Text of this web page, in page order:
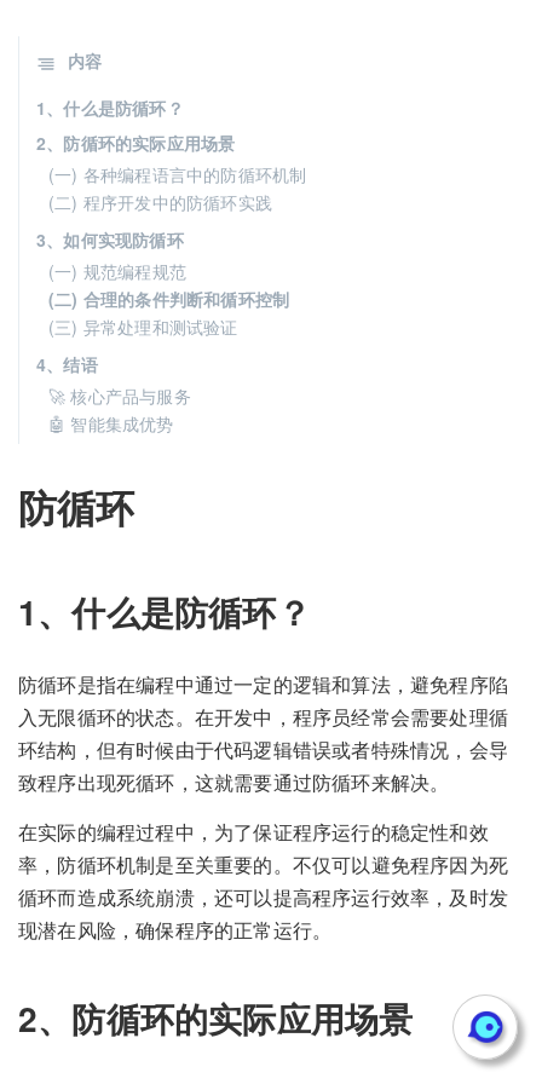
防循环
1、什么是防循环？
防循环是指在编程中通过一定的逻辑和算法，避免程序陷
入无限循环的状态。在开发中，程序员经常会需要处理循
环结构，但有时候由于代码逻辑错误或者特殊情况，会导
致程序出现死循环，这就需要通过防循环来解决。
在实际的编程过程中，为了保证程序运行的稳定性和效
率，防循环机制是至关重要的。不仅可以避免程序因为死
循环而造成系统崩溃，还可以提高程序运行效率，及时发
现潜在风险，确保程序的正常运行。
2、防循环的实际应用场景
内容
1、什么是防循环？
2、防循环的实际应用场景
(一) 各种编程语言中的防循环机制
(二) 程序开发中的防循环实践
3、如何实现防循环
(一) 规范编程规范
(二) 合理的条件判断和循环控制
(三) 异常处理和测试验证
4、结语
🚀 核心产品与服务
🤖 智能集成优势